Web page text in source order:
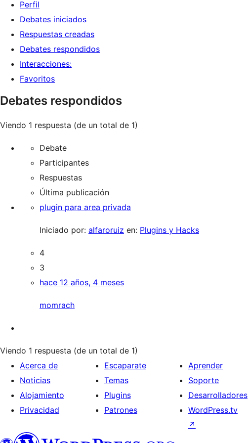
Perfil
Debates iniciados
Respuestas creadas
Debates respondidos
Interacciones:
Favoritos
Debates respondidos
Viendo 1 respuesta (de un total de 1)
Debate
Participantes
Respuestas
Última publicación
plugin para area privada
Iniciado por: alfaroruiz en: Plugins y Hacks
4
3
hace 12 años, 4 meses
momrach
Viendo 1 respuesta (de un total de 1)
Acerca de
Noticias
Alojamiento
Privacidad
Escaparate
Temas
Plugins
Patrones
Aprender
Soporte
Desarrolladores
WordPress.tv
↗